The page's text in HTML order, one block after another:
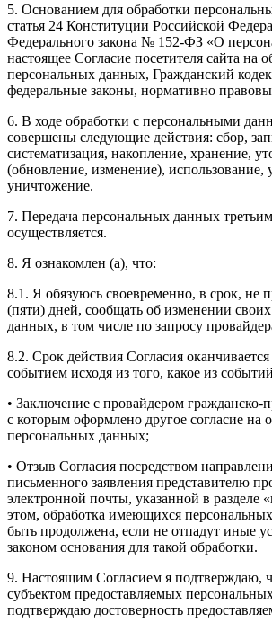
5. Основанием для обработки
статья 24 Конституции Российской
Федерального закона № 152-ФЗ «О
настоящее Согласие посетителя сайта на
персональных данных, Гражданский
федеральные законы, нормативно
6. В ходе обработки с персональными
совершены следующие действия: сбор,
систематизация, накопление, хранение,
(обновление, изменение), использование,
уничтожение.
7. Передача персональных данных
осуществляется.
8. Я ознакомлен (а), что:
8.1. Я обязуюсь своевременно, в срок,
(пяти) дней, сообщать об изменении
данных, в том числе по запросу
8.2. Срок действия Согласия
событием исходя из того, какое из
• Заключение с провайдером гражданско-
с которым оформлено другое согласие на
персональных данных;
• Отзыв Согласия посредством
письменного заявления представителю
электронной почты, указанной в разделе
этом, обработка имеющихся
быть продолжена, если не отпадут иные
законом основания для такой обработки.
9. Настоящим Согласием я подтверждаю,
субъектом предоставляемых
подтверждаю достоверность